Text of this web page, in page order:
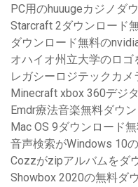
PC用のhuuugeカジノダ
Starcraft 2ダウンロード
ダウンロード無料の
オハイオ州立大学のロ
レガシーロジテックカ
Minecraft xbox 360デジ
Emdr療法音楽無料ダウ
Mac OS 9ダウンロード
音声検索がWindows 10
Cozzがzipアルバムをダ
Showbox 2020の無料ダ